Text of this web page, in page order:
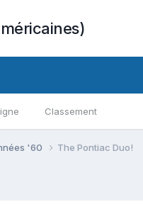
Classement
'60 The Pontiac Duo!